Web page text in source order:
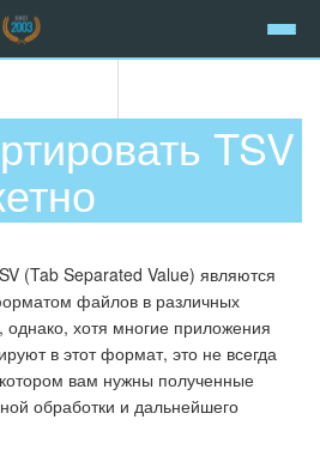
TSV
(Tab Separated Value) являются
файлов в различных
хотя многие приложения
в этот формат, это не всегда
вам нужны полученные
обработки и дальнейшего